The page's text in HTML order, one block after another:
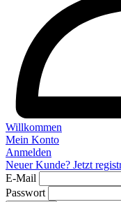
Willkommen
Mein Konto
Anmelden
Neuer Kunde? Jetzt
E-Mail
Passwort